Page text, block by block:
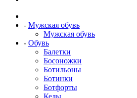
- Мужская обувь
Мужская обувь
- Обувь
Балетки
Босоножки
Ботильоны
Ботинки
Ботфорты
Кеды